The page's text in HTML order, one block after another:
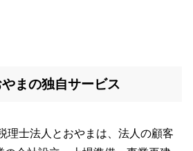
まの独自サービス
理士法人とおやまは、法人の顧客